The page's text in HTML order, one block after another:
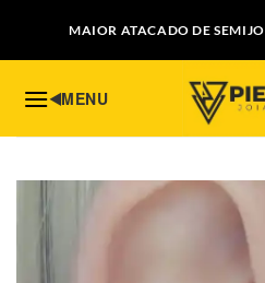
content
MAIOR ATACADO DE